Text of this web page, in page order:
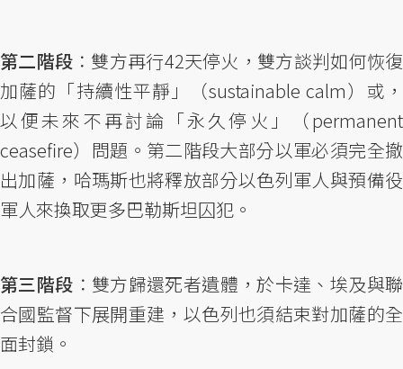
第二階段 ：雙方再行42天停火，雙方談判如何恢復
加薩的「持續性平靜」（sustainable calm）或，
以便未來不再討論「永久停火」（permanent
ceasefire）問題。第二階段大部分以軍必須完全撤
出加薩，哈瑪斯也將釋放部分以色列軍人與預備役
軍人來換取更多巴勒斯坦囚犯。
第三階段 ：雙方歸還死者遺體，於卡達、埃及與聯
合國監督下展開重建，以色列也須結束對加薩的全
面封鎖。